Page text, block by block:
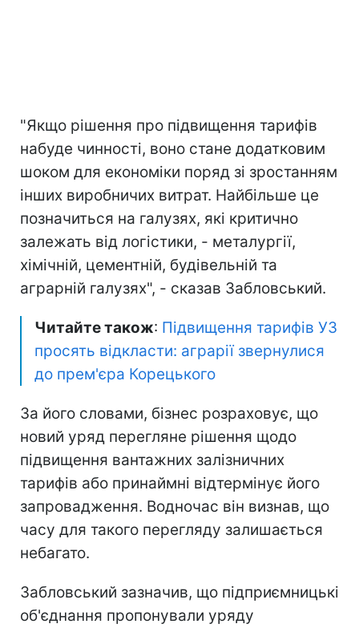
"Якщо рішення про підвищення тарифів
набуде чинності, воно стане додатковим
шоком для економіки поряд зі зростанням
інших виробничих витрат. Найбільше це
позначиться на галузях, які критично
залежать від логістики, - металургії,
хімічній, цементній, будівельній та
аграрній галузях", - сказав Забловський.
Читайте також: Підвищення тарифів УЗ
просять відкласти: аграрії звернулися
до прем'єра Корецького
За його словами, бізнес розраховує, що
новий уряд перегляне рішення щодо
підвищення вантажних залізничних
тарифів або принаймні відтермінує його
запровадження. Водночас він визнав, що
часу для такого перегляду залишається
небагато.
Забловський зазначив, що підприємницькі
об'єднання пропонували уряду